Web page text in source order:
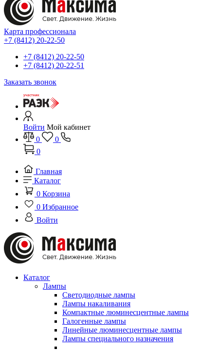
Карта профессионала
+7 (8412) 20-22-50
+7 (8412) 20-22-50
+7 (8412) 20-22-51
Заказать звонок
Войти Мой кабинет
0
0
0
Главная
Каталог
0 Корзина
0 Избранное
Войти
Каталог
Лампы
Светодиодные лампы
Лампы накаливания
Компактные люминесцентные лампы
Галогенные лампы
Линейные люминесцентные лампы
Лампы специального назначения